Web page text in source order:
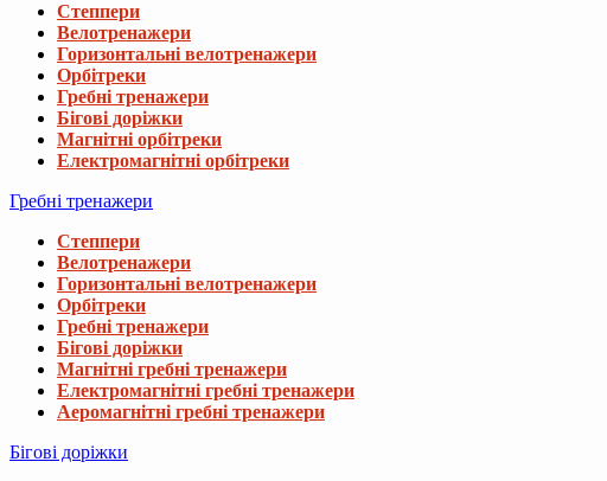
Степпери
Велотренажери
Горизонтальні велотренажери
Орбітреки
Гребні тренажери
Бігові доріжки
Магнітні орбітреки
Електромагнітні орбітреки
Гребні тренажери
Степпери
Велотренажери
Горизонтальні велотренажери
Орбітреки
Гребні тренажери
Бігові доріжки
Магнітні гребні тренажери
Електромагнітні гребні тренажери
Аеромагнітні гребні тренажери
Бігові доріжки